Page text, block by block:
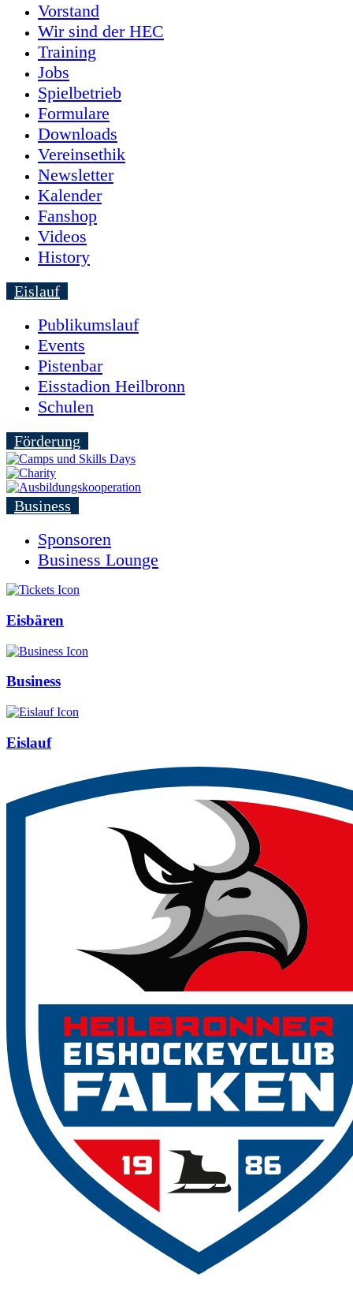
Vorstand
Wir sind der HEC
Training
Jobs
Spielbetrieb
Formulare
Downloads
Vereinsethik
Newsletter
Kalender
Fanshop
Videos
History
Eislauf
Publikumslauf
Events
Pistenbar
Eisstadion Heilbronn
Schulen
Förderung
Business
Sponsoren
Business Lounge
Eisbären
Business
Eislauf